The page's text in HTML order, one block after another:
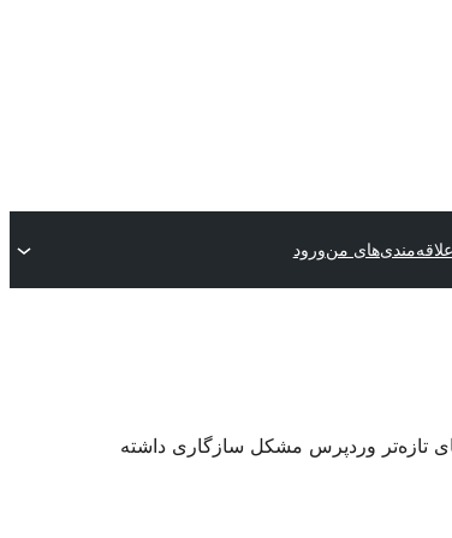
علاقه‌مندی‌های منورود
تازه‌تر وردپرس مشکل سازگاری داشته